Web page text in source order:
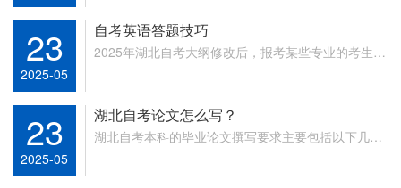
23
2025-05
自考英语答题技巧
2025年湖北自考大纲修改后，报考某些专业的考生，
23
2025-05
湖北自考论文怎么写？
湖北自考本科的毕业论文撰写要求主要包括以下几个